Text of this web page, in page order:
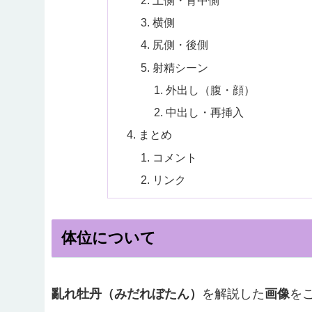
横側
尻側・後側
射精シーン
外出し（腹・顔）
中出し・再挿入
まとめ
コメント
リンク
体位について
亂れ牡丹（みだれぼたん） を解説した画像を